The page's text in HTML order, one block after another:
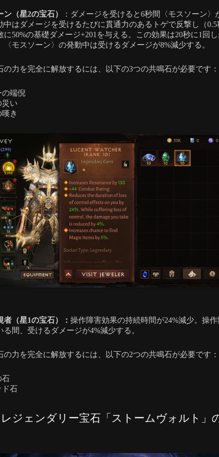
ン（星2の宝石）
：ダメージを受けると6秒間〈モスソーン〉
中はダメージを受けるたびに貫通力のあるトゲで反撃し（0.5
に50%の基礎ダメージ+201を与える。この効果は20秒に1回
〈モスソーン〉の発動中は受けるダメージが8%減少する。
の力を完全に解放するには、以下の3つの共鳴石が必要です：
の端倪
災い
き
者（星1の宝石）： 操作障害効果の持続時間が24%減少。操
る間、受けるダメージが4%減少する。
の力を完全に解放するには、以下の2つの共鳴石が必要です：
石
ド石
ジェンダリー宝石「ストームヴォルト」